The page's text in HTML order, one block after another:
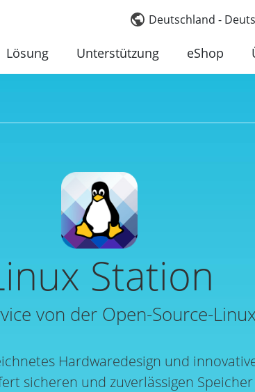
Deutschland -
Lösung Unterstützung eShop
Station
von der Open-Source-
Hardwaredesign und
sicheren und zuverlässigen